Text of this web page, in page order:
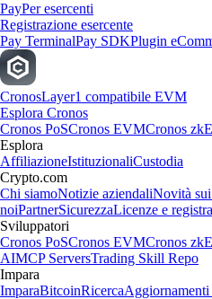
PayPer esercenti
Registrazione esercente
Pay TerminalPay SDKPlugin
CronosLayer1 compatibile EVM
Esplora Cronos
Cronos PoSCronos EVMCronos
Esplora
AffiliazioneIstituzionaliCustodia
Crypto.com
Chi siamoNotizie aziendaliNovità
noiPartnerSicurezzaLicenze e
Sviluppatori
Cronos PoSCronos EVMCronos
AIMCP ServersTrading Skill Repo
Impara
ImparaBitcoinRicercaAggiornamenti